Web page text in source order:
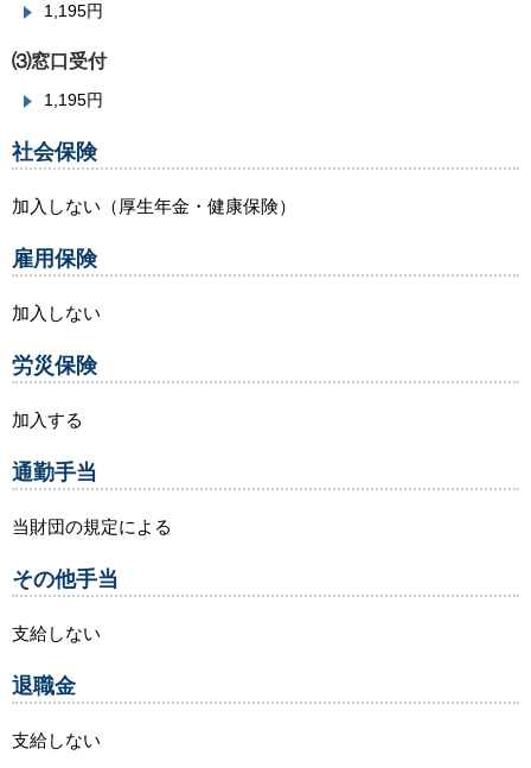
1,195円
⑶窓口受付
1,195円
社会保険
加入しない（厚生年金・健康保険）
雇用保険
加入しない
労災保険
加入する
通勤手当
当財団の規定による
その他手当
支給しない
退職金
支給しない